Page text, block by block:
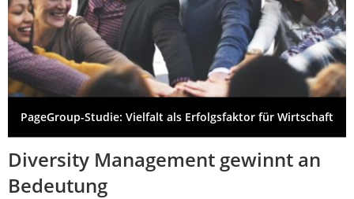
PageGroup-Studie: Vielfalt als Erfolgsfaktor für Wirtschaft
Diversity Management gewinnt an
Bedeutung